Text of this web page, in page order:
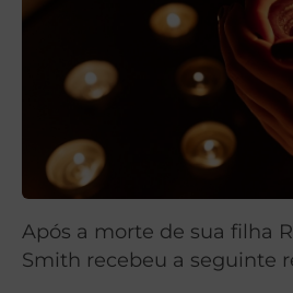
Após a morte de sua filha
Smith recebeu a seguinte